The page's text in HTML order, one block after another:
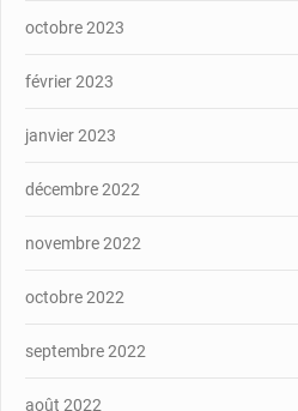
octobre 2023
février 2023
janvier 2023
décembre 2022
novembre 2022
octobre 2022
septembre 2022
août 2022